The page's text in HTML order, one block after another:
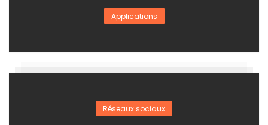
Applications
Réseaux sociaux